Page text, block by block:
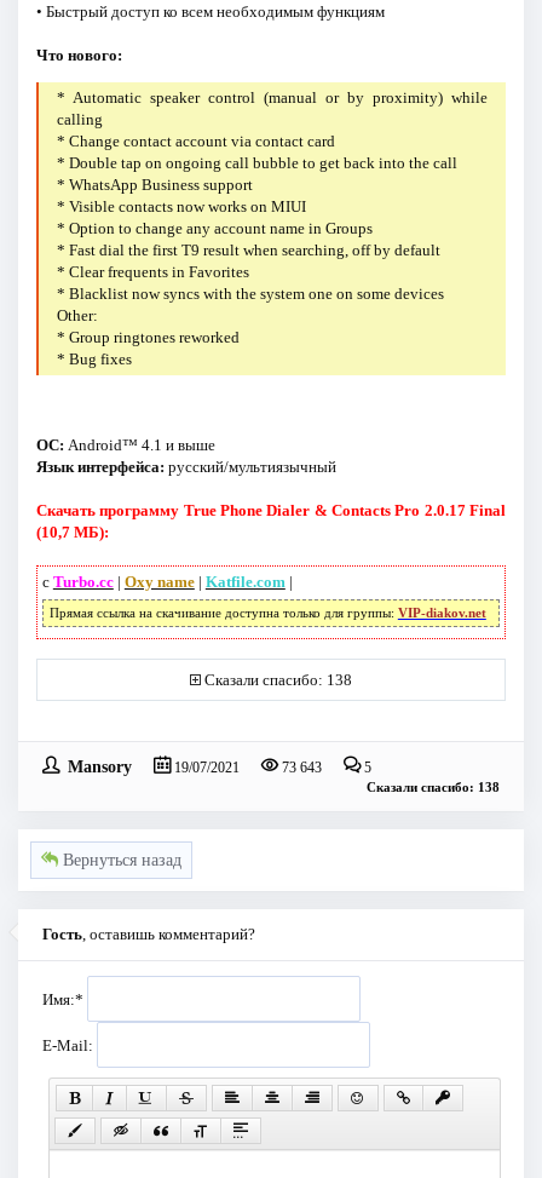
• Быстрый доступ ко всем необходимым функциям
Что нового:
* Automatic speaker control (manual or by proximity) while
calling
* Change contact account via contact card
* Double tap on ongoing call bubble to get back into the call
* WhatsApp Business support
* Visible contacts now works on MIUI
* Option to change any account name in Groups
* Fast dial the first T9 result when searching, off by default
* Clear frequents in Favorites
* Blacklist now syncs with the system one on some devices
Other:
* Group ringtones reworked
* Bug fixes
ОС: Android™ 4.1 и выше
Язык интерфейса: русский/мультиязычный
Скачать программу True Phone Dialer & Contacts Pro 2.0.17 Final
(10,7 МБ):
с Turbo.cc| Oxy name| Katfile.com |
Прямая ссылка на скачивание доступна только для группы: VIP-diakov.net
Сказали спасибо: 138
Mansory 19/07/2021 73 643 5
Сказали спасибо: 138
Вернуться назад
Гость , оставишь комментарий?
Имя:*
E-Mail: